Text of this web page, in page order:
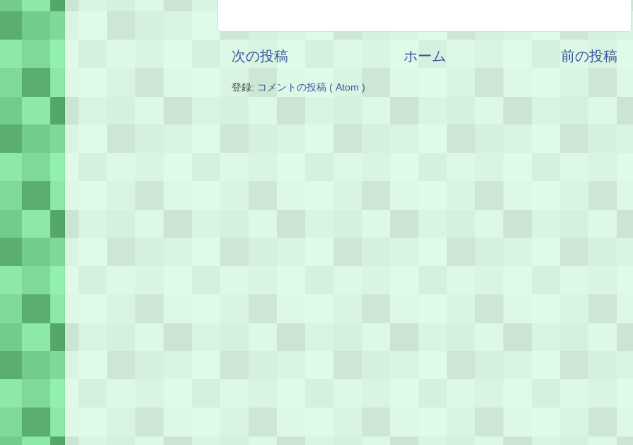
次の投稿 前の投稿
ホーム
登録: コメントの投稿 ( Atom )